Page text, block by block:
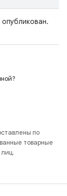
по
товарные